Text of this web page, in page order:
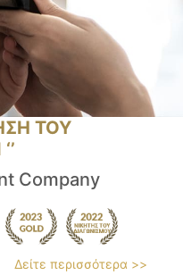
ΤΟΥ
Company
Δείτε περισσότερα >>